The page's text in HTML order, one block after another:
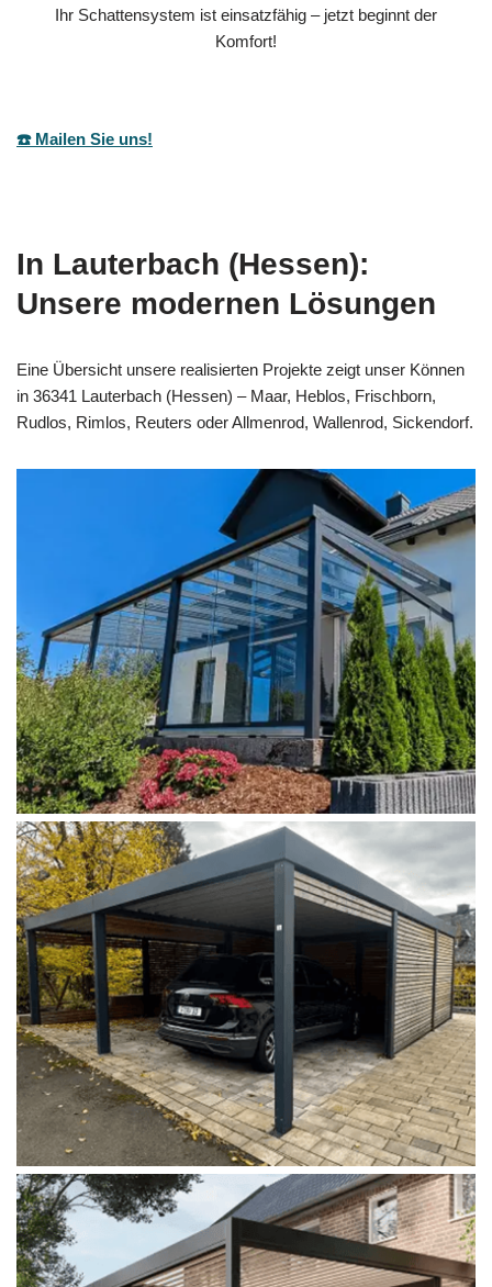
Ihr Schattensystem ist einsatzfähig – jetzt beginnt der
Komfort!
☎️ Mailen Sie uns!
In Lauterbach (Hessen):
Unsere modernen Lösungen
Eine Übersicht unsere realisierten Projekte zeigt unser Können
in 36341 Lauterbach (Hessen) – Maar, Heblos, Frischborn,
Rudlos, Rimlos, Reuters oder Allmenrod, Wallenrod, Sickendorf.